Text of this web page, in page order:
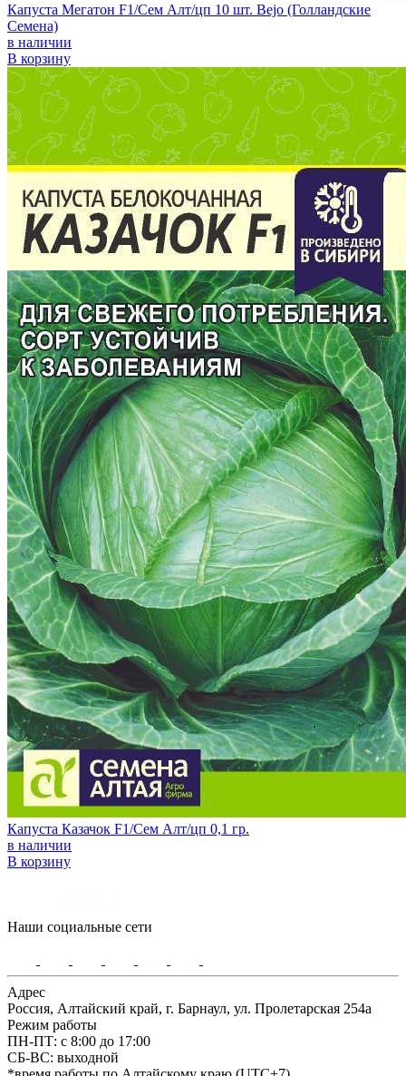
Капуста Мегатон F1/Сем Алт/цп 10 шт. Bejo (Голландские
Семена)
в наличии
В корзину
Капуста Казачок F1/Сем Алт/цп 0,1 гр.
в наличии
В корзину
Наши социальные сети
Адрес
Россия, Алтайский край, г. Барнаул, ул. Пролетарская 254а
Режим работы
ПН-ПТ: с 8:00 до 17:00
СБ-ВС: выходной